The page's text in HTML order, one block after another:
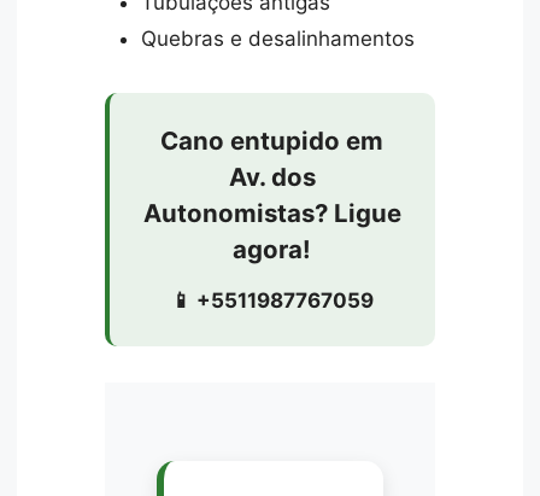
Quebras e desalinhamentos
Cano entupido em
Av. dos
Autonomistas? Ligue
agora!
📱 +5511987767059